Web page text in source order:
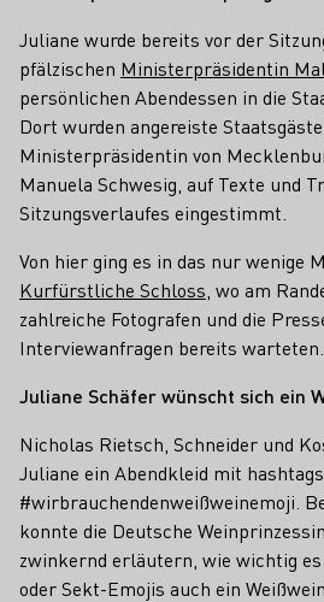
Juliane wurde bereits vor der
pfälzischen Ministerpräsidentin
persönlichen Abendessen in die
Dort wurden angereiste
Ministerpräsidentin von
Manuela Schwesig, auf Texte und
Sitzungsverlaufes eingestimmt.
Von hier ging es in das nur wenige
Kurfürstliche Schloss , wo am
zahlreiche Fotografen und die
Interviewanfragen bereits warteten.
Juliane Schäfer wünscht sich ein
Nicholas Rietsch, Schneider und
Juliane ein Abendkleid mit hashtags
#wirbrauchendenweißweinemoji.
konnte die Deutsche
zwinkernd erläutern, wie wichtig
oder Sekt-Emojis auch ein